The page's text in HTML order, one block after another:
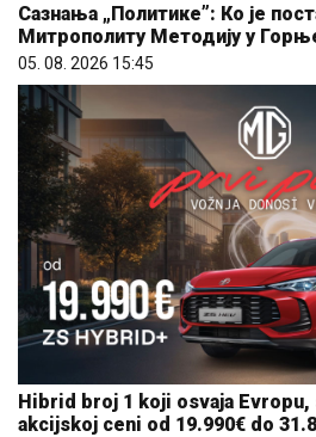
Сазнања „Политике”: Ко је
Митрополиту Методију у
05. 08. 2026 15:45
Hibrid broj 1 koji osvaja
akcijskoj ceni od 19.990€ do